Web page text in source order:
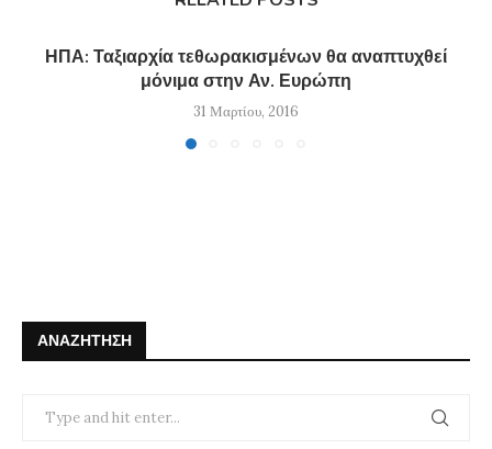
ΗΠΑ: Ταξιαρχία τεθωρακισμένων θα αναπτυχθεί
μόνιμα στην Αν. Ευρώπη
31 Μαρτίου, 2016
ΑΝΑΖΉΤΗΣΗ